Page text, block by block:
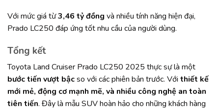
Với mức giá từ3,46 tỷ đồng và nhiều tính năng hiện đại,
Prado LC250 đáp ứng tốt nhu cầu của người dùng.
Tổng kết
Toyota Land Cruiser Prado LC250 2025 thực sự là một
bước tiến vượt bậcso với các phiên bản trước. Với thiết kế
mới mẻ, động cơ mạnh mẽ, và nhiều công nghệ an toàn
tiên tiến. Đây là mẫu SUV hoàn hảo cho những khách hàng